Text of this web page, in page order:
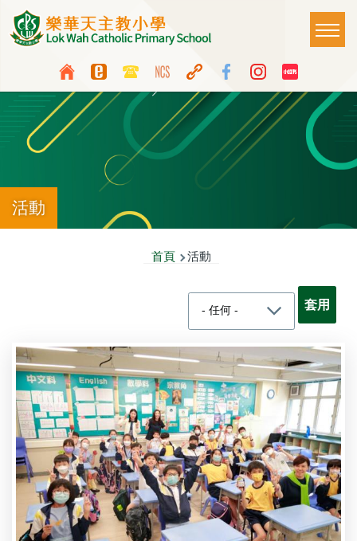
移至主內容
Top
Media
Icon
Button
Language
switcher
Main
活動
首頁 活動